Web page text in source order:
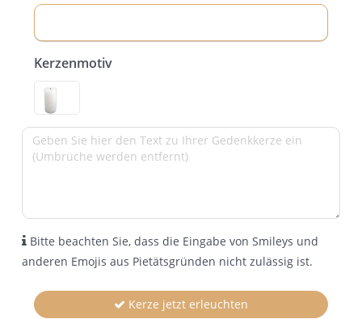
Kerzenmotiv
Bitte beachten Sie, dass die Eingabe von Smileys und
anderen Emojis aus Pietätsgründen nicht zulässig ist.
Kerze jetzt erleuchten